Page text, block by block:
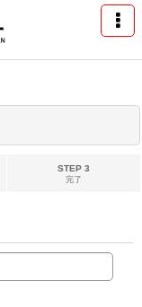
STEP 3
完了